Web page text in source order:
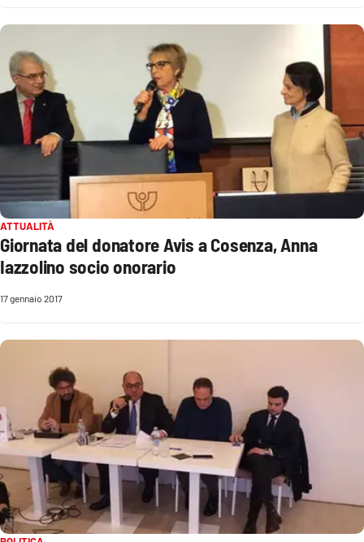
ATTUALITÀ
Giornata del donatore Avis a Cosenza, Anna
Iazzolino socio onorario
17 gennaio 2017